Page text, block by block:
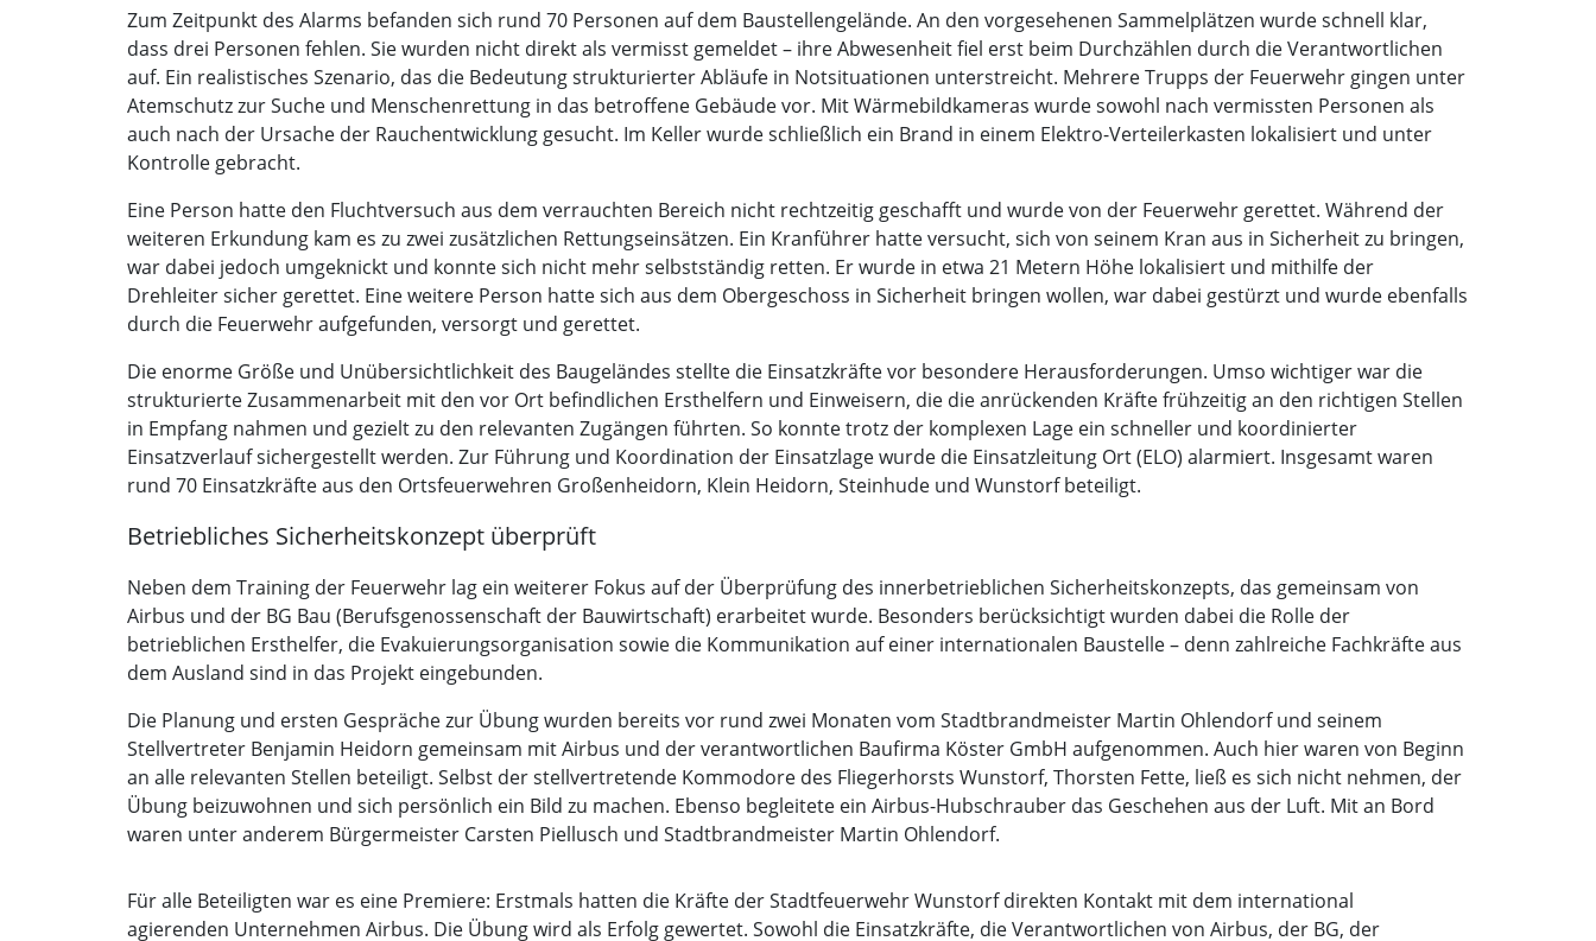
Zum Zeitpunkt des Alarms befanden sich rund 70 Personen auf dem Baustellengelände. An den vorgesehenen Sammelplätzen wurde schnell klar,
dass drei Personen fehlen. Sie wurden nicht direkt als vermisst gemeldet – ihre Abwesenheit fiel erst beim Durchzählen durch die Verantwortlichen
auf. Ein realistisches Szenario, das die Bedeutung strukturierter Abläufe in Notsituationen unterstreicht. Mehrere Trupps der Feuerwehr gingen unter
Atemschutz zur Suche und Menschenrettung in das betroffene Gebäude vor. Mit Wärmebildkameras wurde sowohl nach vermissten Personen als
auch nach der Ursache der Rauchentwicklung gesucht. Im Keller wurde schließlich ein Brand in einem Elektro-Verteilerkasten lokalisiert und unter
Kontrolle gebracht.
Eine Person hatte den Fluchtversuch aus dem verrauchten Bereich nicht rechtzeitig geschafft und wurde von der Feuerwehr gerettet. Während der
weiteren Erkundung kam es zu zwei zusätzlichen Rettungseinsätzen. Ein Kranführer hatte versucht, sich von seinem Kran aus in Sicherheit zu bringen,
war dabei jedoch umgeknickt und konnte sich nicht mehr selbstständig retten. Er wurde in etwa 21 Metern Höhe lokalisiert und mithilfe der
Drehleiter sicher gerettet. Eine weitere Person hatte sich aus dem Obergeschoss in Sicherheit bringen wollen, war dabei gestürzt und wurde ebenfalls
durch die Feuerwehr aufgefunden, versorgt und gerettet.
Die enorme Größe und Unübersichtlichkeit des Baugeländes stellte die Einsatzkräfte vor besondere Herausforderungen. Umso wichtiger war die
strukturierte Zusammenarbeit mit den vor Ort befindlichen Ersthelfern und Einweisern, die die anrückenden Kräfte frühzeitig an den richtigen Stellen
in Empfang nahmen und gezielt zu den relevanten Zugängen führten. So konnte trotz der komplexen Lage ein schneller und koordinierter
Einsatzverlauf sichergestellt werden. Zur Führung und Koordination der Einsatzlage wurde die Einsatzleitung Ort (ELO) alarmiert. Insgesamt waren
rund 70 Einsatzkräfte aus den Ortsfeuerwehren Großenheidorn, Klein Heidorn, Steinhude und Wunstorf beteiligt.
Betriebliches Sicherheitskonzept überprüft
Neben dem Training der Feuerwehr lag ein weiterer Fokus auf der Überprüfung des innerbetrieblichen Sicherheitskonzepts, das gemeinsam von
Airbus und der BG Bau (Berufsgenossenschaft der Bauwirtschaft) erarbeitet wurde. Besonders berücksichtigt wurden dabei die Rolle der
betrieblichen Ersthelfer, die Evakuierungsorganisation sowie die Kommunikation auf einer internationalen Baustelle – denn zahlreiche Fachkräfte aus
dem Ausland sind in das Projekt eingebunden.
Die Planung und ersten Gespräche zur Übung wurden bereits vor rund zwei Monaten vom Stadtbrandmeister Martin Ohlendorf und seinem
Stellvertreter Benjamin Heidorn gemeinsam mit Airbus und der verantwortlichen Baufirma Köster GmbH aufgenommen. Auch hier waren von Beginn
an alle relevanten Stellen beteiligt. Selbst der stellvertretende Kommodore des Fliegerhorsts Wunstorf, Thorsten Fette, ließ es sich nicht nehmen, der
Übung beizuwohnen und sich persönlich ein Bild zu machen. Ebenso begleitete ein Airbus-Hubschrauber das Geschehen aus der Luft. Mit an Bord
waren unter anderem Bürgermeister Carsten Piellusch und Stadtbrandmeister Martin Ohlendorf.
Für alle Beteiligten war es eine Premiere: Erstmals hatten die Kräfte der Stadtfeuerwehr Wunstorf direkten Kontakt mit dem international
agierenden Unternehmen Airbus. Die Übung wird als Erfolg gewertet. Sowohl die Einsatzkräfte, die Verantwortlichen von Airbus, der BG, der